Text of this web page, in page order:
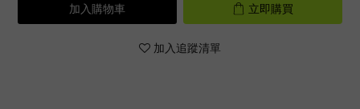
加入購物車 立即購買
加入追蹤清單